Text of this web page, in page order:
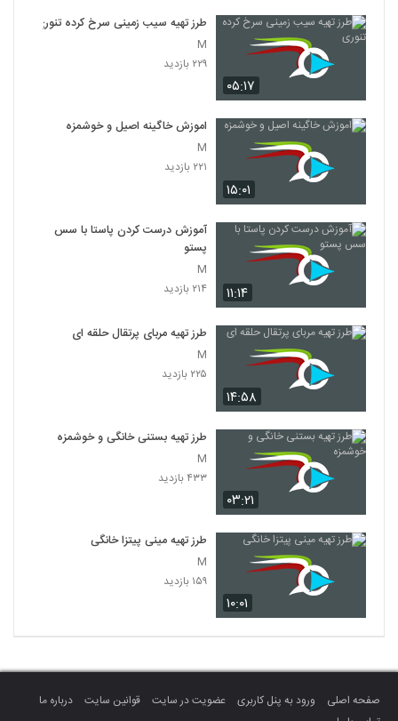
۰۵:۱۷
طرز تهیه سیب زمینی سرخ کرده تنوری
M
۲۲۹ بازدید
۱۵:۰۱
اموزش خاگینه اصیل و خوشمزه
M
۲۲۱ بازدید
۱۱:۱۴
آموزش درست کردن پاستا با سس
پستو
M
۲۱۴ بازدید
۱۴:۵۸
طرز تهیه مربای پرتقال حلقه ای
M
۲۲۵ بازدید
۰۳:۲۱
طرز تهیه بستنی خانگی و خوشمزه
M
۴۳۳ بازدید
۱۰:۰۱
طرز تهیه مینی پیتزا خانگی
M
۱۵۹ بازدید
صفحه اصلی ورود به پنل کاربری عضویت در سایت قوانین سایت
درباره ما